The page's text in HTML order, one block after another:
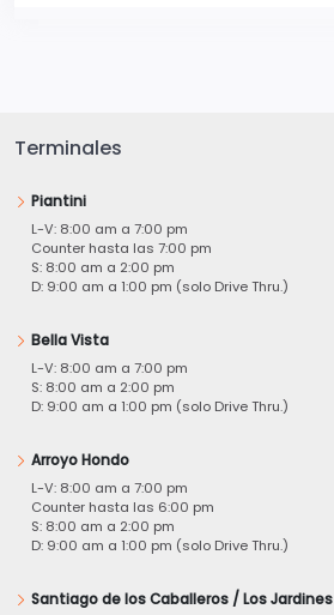
Terminales
Piantini
L-V: 8:00 am a 7:00 pm
Counter hasta las 7:00 pm
S: 8:00 am a 2:00 pm
D: 9:00 am a 1:00 pm (solo Drive Thru.)
Bella Vista
L-V: 8:00 am a 7:00 pm
S: 8:00 am a 2:00 pm
D: 9:00 am a 1:00 pm (solo Drive Thru.)
Arroyo Hondo
L-V: 8:00 am a 7:00 pm
Counter hasta las 6:00 pm
S: 8:00 am a 2:00 pm
D: 9:00 am a 1:00 pm (solo Drive Thru.)
Santiago de los Caballeros / Los Jardines